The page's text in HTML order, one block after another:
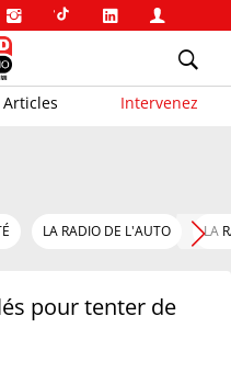
Articles Intervenez
LA RADIO DE L'AUTO LA
pour tenter de